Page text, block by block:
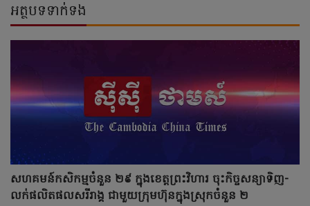
អត្ថបទទាក់ទង
សហគមន៍កសិកម្មចំនួន ២៩ ក្នុងខេត្តព្រះវិហារ ចុះកិច្ចសន្យាទិញ-
លក់ផលិតផលសរីរាង្គ ជាមួយក្រុមហ៊ុនក្នុងស្រុកចំនួន ២